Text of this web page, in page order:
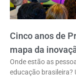
Cinco anos de
mapa da
Onde estão as
educação brasileira?